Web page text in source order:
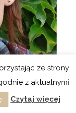
w trakcie
ze strony
z aktualnymi
Czytaj więcej